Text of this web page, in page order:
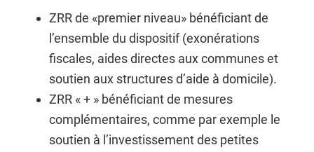
ZRR de «premier niveau» bénéficiant de
l’ensemble du dispositif (exonérations
fiscales, aides directes aux communes et
soutien aux structures d’aide à domicile).
ZRR « + » bénéficiant de mesures
complémentaires, comme par exemple le
soutien à l’investissement des petites